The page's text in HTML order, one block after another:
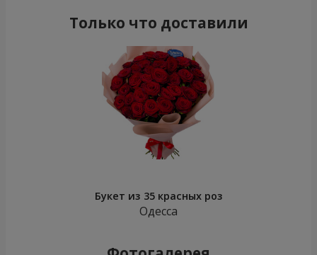
Только что доставили
Букет из 35 красных роз
Одесса